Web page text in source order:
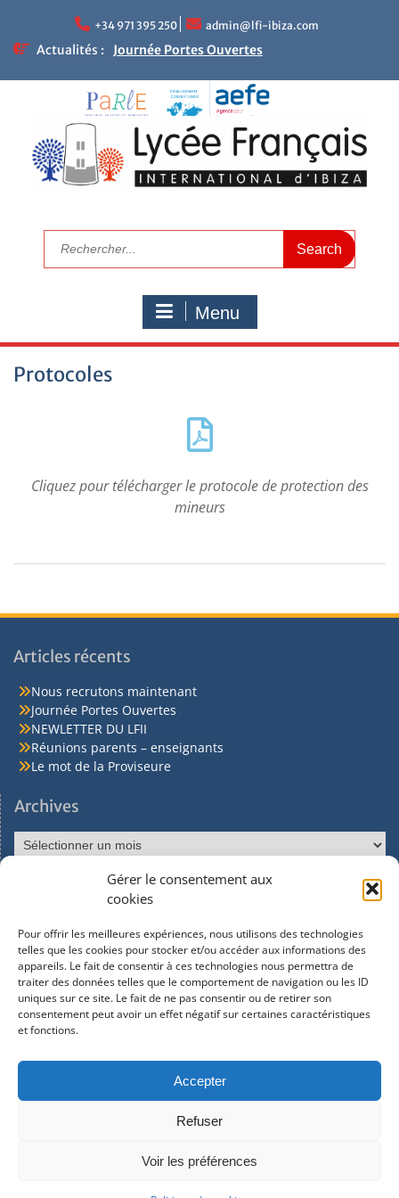
Gérer le consentement aux
cookies
Pour offrir les meilleures expériences, nous utilisons des technologies
telles que les cookies pour stocker et/ou accéder aux informations des
appareils. Le fait de consentir à ces technologies nous permettra de
traiter des données telles que le comportement de navigation ou les ID
uniques sur ce site. Le fait de ne pas consentir ou de retirer son
consentement peut avoir un effet négatif sur certaines caractéristiques
et fonctions.
Accepter
Refuser
Voir les préférences
+34 971 395 250 admin@lfi-ibiza.com
Actualités :
Journée Portes Ouvertes
Réunions parents – enseignants
Le mot de la Proviseure
Résultats académiques
Calendrier de rentrée 2025
Calendrier scolaire
Visitez le LFI
Menu
Protocoles
Cliquez pour télécharger le protocole de protection des
mineurs
Articles récents
Nous recrutons maintenant
Journée Portes Ouvertes
NEWLETTER DU LFII
Réunions parents – enseignants
Le mot de la Proviseure
Archives
Réseaux sociaux
Facebook
Instagram
rights reserved.